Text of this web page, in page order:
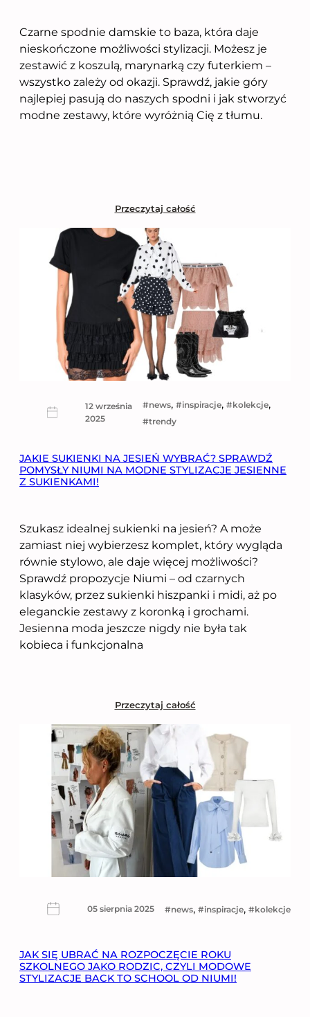
Czarne spodnie damskie to baza, która daje
nieskończone możliwości stylizacji. Możesz je
zestawić z koszulą, marynarką czy futerkiem –
wszystko zależy od okazji. Sprawdź, jakie góry
najlepiej pasują do naszych spodni i jak stworzyć
modne zestawy, które wyróżnią Cię z tłumu.
Przeczytaj całość
12 września
2025
news, inspiracje, kolekcje
trendy
JAKIE SUKIENKI NA JESIEŃ WYBRAĆ? SPRAWDŹ
POMYSŁY NIUMI NA MODNE STYLIZACJE JESIENNE
Z SUKIENKAMI!
Szukasz idealnej sukienki na jesień? A może
zamiast niej wybierzesz komplet, który wygląda
równie stylowo, ale daje więcej możliwości?
Sprawdź propozycje Niumi – od czarnych
klasyków, przez sukienki hiszpanki i midi, aż po
eleganckie zestawy z koronką i grochami.
Jesienna moda jeszcze nigdy nie była tak
kobieca i funkcjonalna
Przeczytaj całość
05 sierpnia 2025 news, inspiracje, kolekcje
JAK SIĘ UBRAĆ NA ROZPOCZĘCIE ROKU
SZKOLNEGO JAKO RODZIC, CZYLI MODOWE
STYLIZACJE BACK TO SCHOOL OD NIUMI!